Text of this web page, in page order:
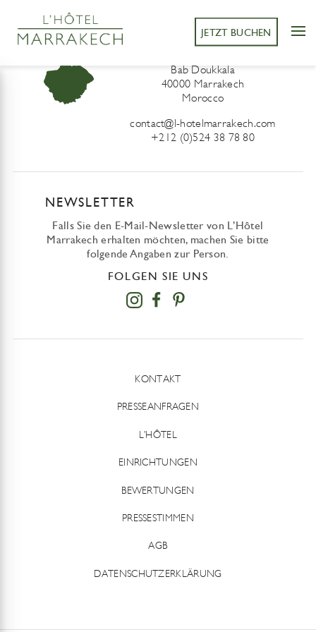
JETZT BUCHEN
L’Hôtel Marrakech
Bab Doukkala
40000 Marrakech
Morocco
contact@l-hotelmarrakech.com
+212 (0)524 38 78 80
NEWSLETTER
Falls Sie den E-Mail-Newsletter von L’Hôtel
Marrakech erhalten möchten, machen Sie bitte
folgende Angaben zur Person.
FOLGEN SIE UNS
KONTAKT
PRESSEANFRAGEN
L’HÔTEL
EINRICHTUNGEN
BEWERTUNGEN
PRESSESTIMMEN
AGB
DATENSCHUTZERKLÄRUNG